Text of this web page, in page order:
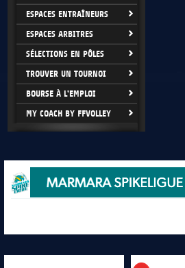
ESPACES ENTRAÎNEURS
ESPACES ARBITRES
SÉLECTIONS EN PÔLES
TROUVER UN TOURNOI
BOURSE À L'EMPLOI
MY COACH BY FFVOLLEY